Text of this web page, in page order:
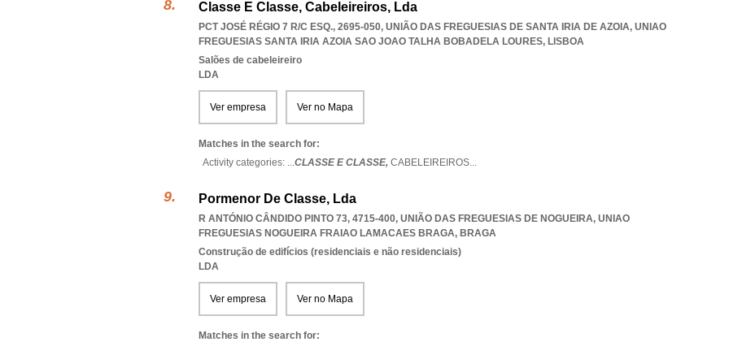
Classe E Classe, Cabeleireiros, Lda
PCT JOSÉ RÉGIO 7 R/C ESQ., 2695-050, UNIÃO DAS FREGUESIAS DE SANTA IRIA DE AZOIA, UNIAO
FREGUESIAS SANTA IRIA AZOIA SAO JOAO TALHA BOBADELA LOURES, LISBOA
Salões de cabeleireiro
LDA
Ver empresa Ver no Mapa
Matches in the search for:
Activity categories: ...CLASSE E CLASSE, CABELEIREIROS...
Pormenor De Classe, Lda
R ANTÓNIO CÂNDIDO PINTO 73, 4715-400, UNIÃO DAS FREGUESIAS DE NOGUEIRA, UNIAO
FREGUESIAS NOGUEIRA FRAIAO LAMACAES BRAGA, BRAGA
Construção de edifícios (residenciais e não residenciais)
LDA
Ver empresa Ver no Mapa
Matches in the search for: